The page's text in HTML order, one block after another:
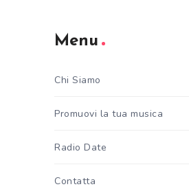
Menu
Chi Siamo
Promuovi la tua musica
Radio Date
Contatta